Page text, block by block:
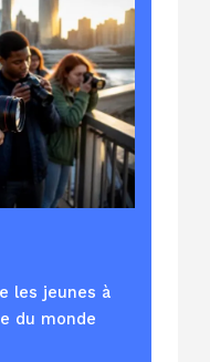
les jeunes à
du monde